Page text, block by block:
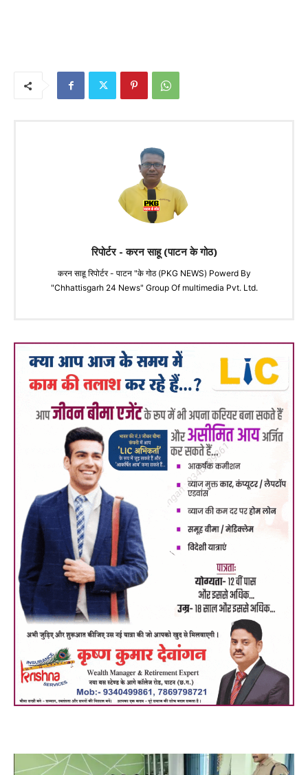
रिपोर्टर - करन साहू (पाटन के गोठ)
करन साहू रिपोर्टर - पाटन "के गोठ (PKG NEWS) Powerd By
"Chhattisgarh 24 News" Group Of multimedia Pvt. Ltd.